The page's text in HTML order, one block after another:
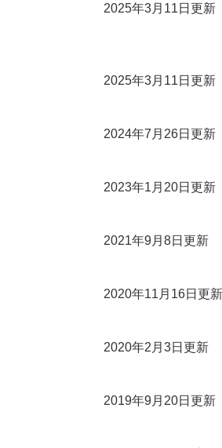
2025年3月11日更新
2025年3月11日更新
2024年7月26日更新
2023年1月20日更新
2021年9月8日更新
2020年11月16日更新
2020年2月3日更新
2019年9月20日更新